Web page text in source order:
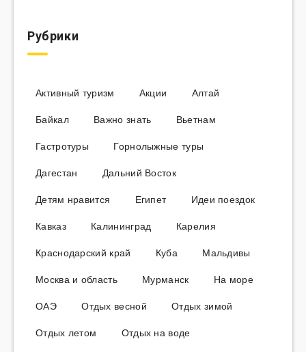
Рубрики
Активный туризм Акции
Алтай
Байкал
Важно знать
Вьетнам
Гастротуры
Горнолыжные туры
Дагестан
Дальний Восток
Детям нравится
Египет
Идеи поездок
Кавказ
Калининград
Карелия
Краснодарский край
Куба
Мальдивы
Москва и область
Мурманск
На море
ОАЭ
Отдых весной
Отдых зимой
Отдых летом
Отдых на воде